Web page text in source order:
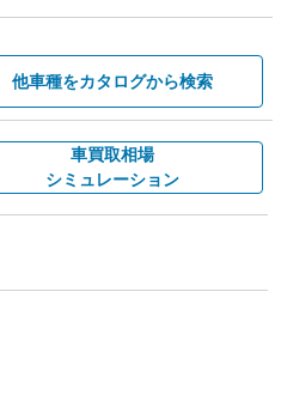
他車種をカタログから検索
車買取相場
シミュレーション